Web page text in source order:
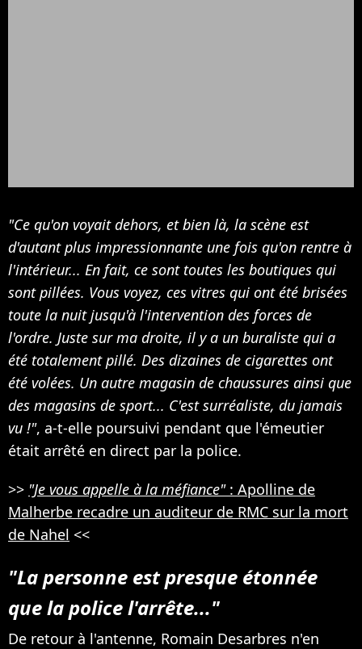
"Ce qu'on voyait dehors, et bien là, la scène est
d'autant plus impressionnante une fois qu'on rentre à
l'intérieur... En fait, ce sont toutes les boutiques qui
sont pillées. Vous voyez, ces vitres qui ont été brisées
toute la nuit jusqu'à l'intervention des forces de
l'ordre. Juste sur ma droite, il y a un buraliste qui a
été totalement pillé. Des dizaines de cigarettes ont
été volées. Un autre magasin de chaussures ainsi que
des magasins de sport... C'est surréaliste, du jamais
vu !", a-t-elle poursuivi pendant que l'émeutier
était arrêté en direct par la police.
>> "Je vous appelle à la méfiance": Apolline de
Malherbe recadre un auditeur de RMC sur la mort
de Nahel <<
"La personne est presque étonnée
que la police l'arrête..."
De retour à l'antenne, Romain Desarbres n'en